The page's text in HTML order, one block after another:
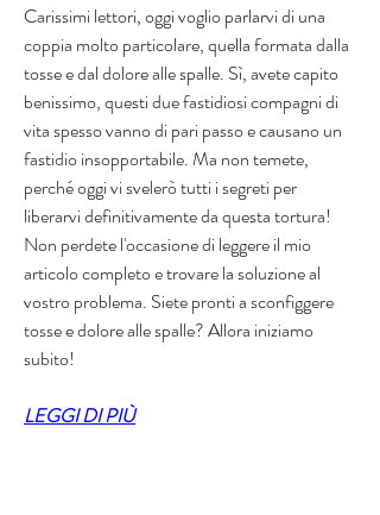
Carissimi lettori, oggi voglio parlarvi di una
coppia molto particolare, quella formata dalla
tosse e dal dolore alle spalle. Sì, avete capito
benissimo, questi due fastidiosi compagni di
vita spesso vanno di pari passo e causano un
fastidio insopportabile. Ma non temete,
perché oggi vi svelerò tutti i segreti per
liberarvi definitivamente da questa tortura!
Non perdete l'occasione di leggere il mio
articolo completo e trovare la soluzione al
vostro problema. Siete pronti a sconfiggere
tosse e dolore alle spalle? Allora iniziamo
subito!
LEGGI DI PIÙ